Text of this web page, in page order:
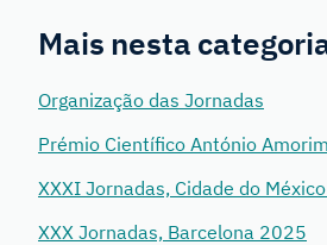
Mais nesta
Organização das Jornadas
Prémio Científico António Amorim
XXXI Jornadas, Cidade do
XXX Jornadas, Barcelona 2025